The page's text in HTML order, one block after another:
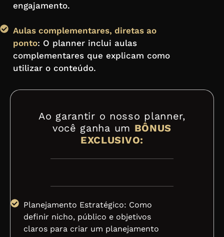
engajamento.
Aulas complementares, diretas ao
ponto: O planner inclui aulas
complementares que explicam como
utilizar o conteúdo.
Ao garantir o nosso planner,
você ganha um BÔNUS
EXCLUSIVO:
Planejamento Estratégico: Como
definir nicho, público e objetivos
claros para criar um planejamento